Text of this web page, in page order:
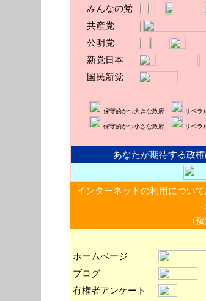
みんなの党
共産党
公明党
新党日本
国民新党
保守的かつ大きな政府 リベラ
保守的かつ小さな政府 リベ
あなたが期待する政
インターネットの利用につい
(
ホームページ
ブログ
有権者アンケート